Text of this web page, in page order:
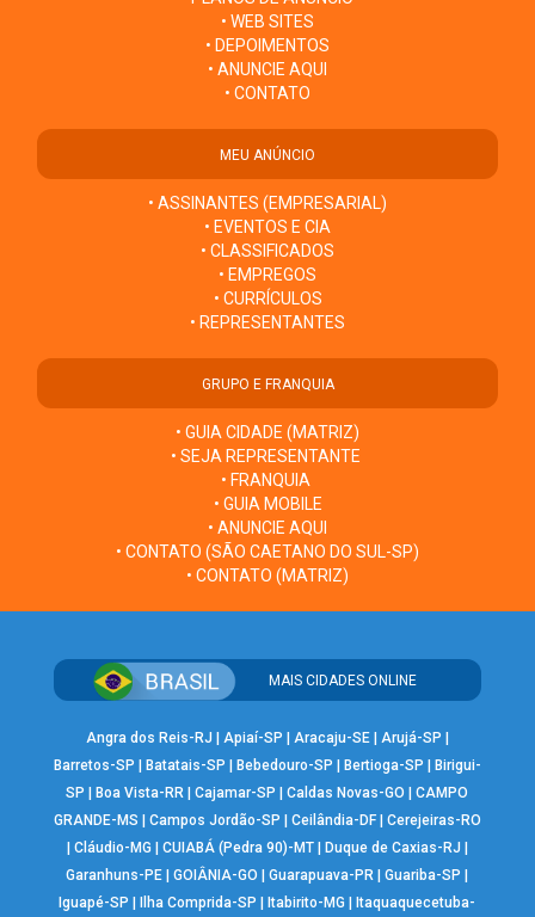
• WEB SITES
• DEPOIMENTOS
• ANUNCIE AQUI
• CONTATO
MEU ANÚNCIO
• ASSINANTES (EMPRESARIAL)
• EVENTOS E CIA
• CLASSIFICADOS
• EMPREGOS
• CURRÍCULOS
• REPRESENTANTES
GRUPO E FRANQUIA
• GUIA CIDADE (MATRIZ)
• SEJA REPRESENTANTE
• FRANQUIA
• GUIA MOBILE
• ANUNCIE AQUI
• CONTATO (SÃO CAETANO DO SUL-SP)
• CONTATO (MATRIZ)
MAIS CIDADES ONLINE
Angra dos Reis-RJ Apiaí-SP Aracaju-SE| Arujá-SP
Barretos-SP
Batatais-SP Bebedouro-SP Bertioga-SP
Birigui-
SP
Boa Vista-RR |Cajamar-SP |Caldas Novas-GO |CAMPO
GRANDE-MS
Campos Jordão-SP Ceilândia-DF| Cerejeiras-RO
Cláudio-MG CUIABÁ (Pedra 90)-MT| Duque de Caxias-RJ
Garanhuns-PE |GOIÂNIA-GO |Guarapuava-PR |Guariba-SP
Iguapé-SP
Ilha Comprida-SP Itabirito-MG Itaquaquecetuba-